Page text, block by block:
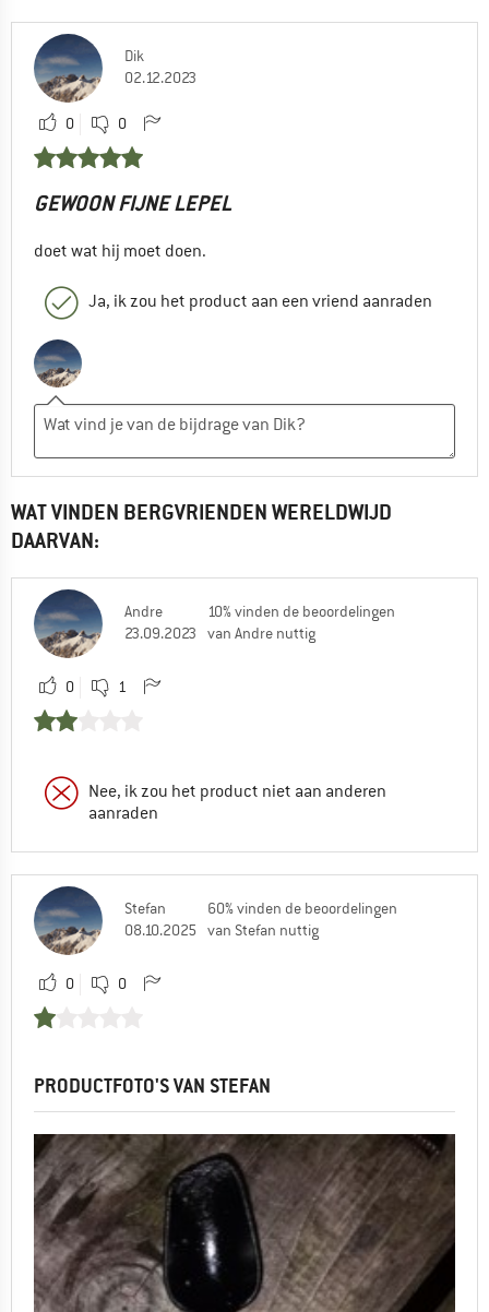
Dik
02.12.2023
0 0
GEWOON FIJNE LEPEL
doet wat hij moet doen.
Ja, ik zou het product aan een vriend aanraden
WAT VINDEN BERGVRIENDEN WERELDWIJD
DAARVAN:
Andre
23.09.2023
10% vinden de beoordelingen
van Andre nuttig
0 1
Nee, ik zou het product niet aan anderen
aanraden
Stefan
08.10.2025
60% vinden de beoordelingen
van Stefan nuttig
0 0
PRODUCTFOTO'S VAN STEFAN